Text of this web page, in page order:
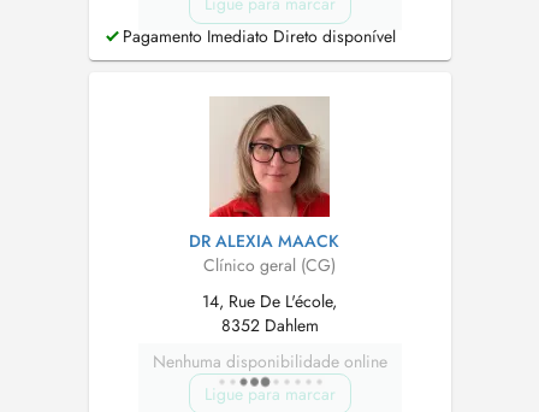
Pagamento Imediato Direto disponível
DR ALEXIA MAACK
Clínico geral (CG)
14, Rue De L'école,
8352 Dahlem
Nenhuma disponibilidade online
Ligue para marcar